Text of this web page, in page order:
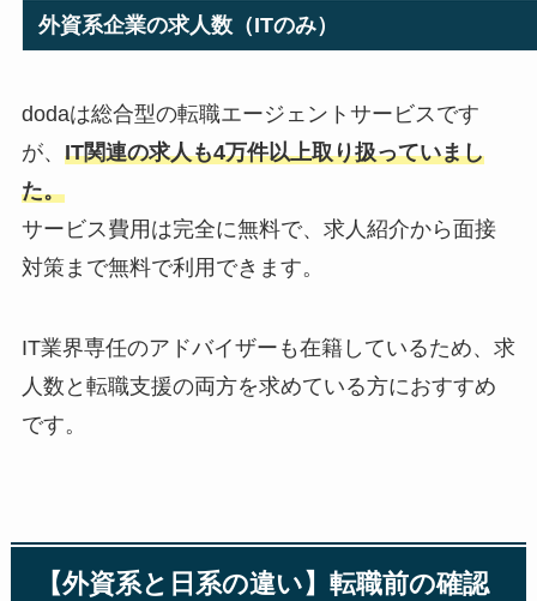
外資系企業の求人数（ITのみ）
dodaは総合型の転職エージェントサービスです
が、 IT関連の求人も4万件以上取り扱っていまし
た。
サービス費用は完全に無料で、求人紹介から面接
対策まで無料で利用できます。
IT業界専任のアドバイザーも在籍しているため、求
人数と転職支援の両方を求めている方におすすめ
です。
【外資系と日系の違い】転職前の確認